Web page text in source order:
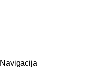
Navigacija